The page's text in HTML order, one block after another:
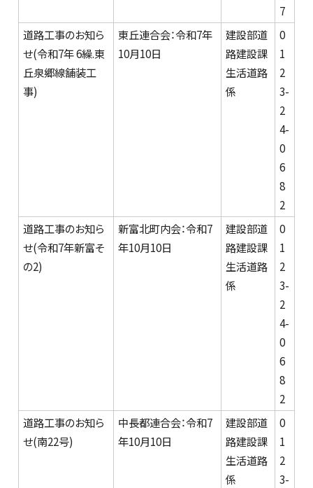
7
道路工事のお知ら
せ(令和7年 6繰.東
丘泉郷線舗装工
事)
東丘連合会：令和7年
10月10日
建設部道
路建設課
生活道路
係
0
1
2
3-
2
4-
0
6
8
2
道路工事のお知ら
せ(令和7年新富そ
の2)
新富北町内会：令和7
年10月10日
建設部道
路建設課
生活道路
係
0
1
2
3-
2
4-
0
6
8
2
道路工事のお知ら
せ(南22号)
中長都連合会：令和7
年10月10日
建設部道
路建設課
生活道路
係
0
1
2
3-